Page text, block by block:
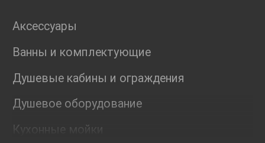
Аксессуары
Ванны и комплектующие
Душевые кабины и ограждения
Душевое оборудование
Кухонные мойки